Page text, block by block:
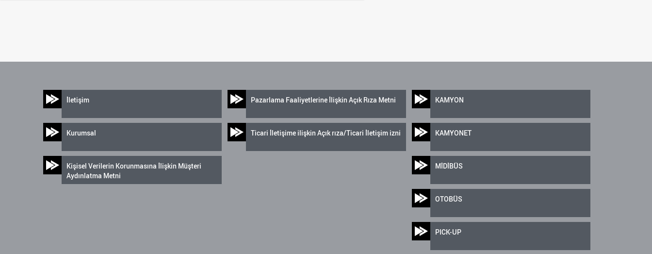
İletişim
Kurumsal
Kişisel Verilerin Korunmasına İlişkin Müşteri
Aydınlatma Metni
Pazarlama Faaliyetlerine İlişkin Açık Rıza Metni
Ticari İletişime ilişkin Açık rıza/Ticari İletişim izni
KAMYON
KAMYONET
MİDİBÜS
OTOBÜS
PICK-UP